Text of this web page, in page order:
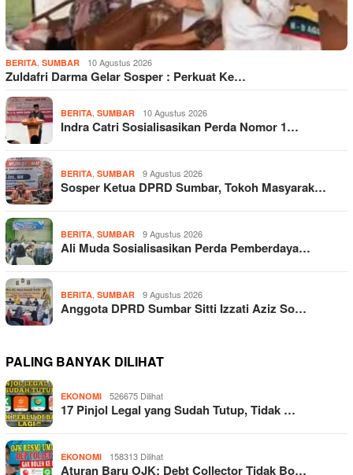
BERITA, SUMBAR 10 Agustus 2026
Zuldafri Darma Gelar Sosper : Perkuat Ke…
BERITA, SUMBAR 10 Agustus 2026
Indra Catri Sosialisasikan Perda Nomor 1…
BERITA, SUMBAR 9 Agustus 2026
Sosper Ketua DPRD Sumbar, Tokoh Masyarak…
BERITA, SUMBAR 9 Agustus 2026
Ali Muda Sosialisasikan Perda Pemberdaya…
BERITA, SUMBAR 9 Agustus 2026
Anggota DPRD Sumbar Sitti Izzati Aziz So…
PALING BANYAK DILIHAT
EKONOMI 526675 Dilihat
17 Pinjol Legal yang Sudah Tutup, Tidak …
EKONOMI 158313 Dilihat
Aturan Baru OJK: Debt Collector Tidak Bo…